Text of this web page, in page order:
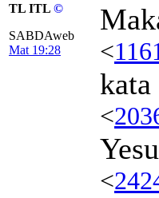
TL ITL ©
SABDAweb
Mat 19:28
<
kata
<
<